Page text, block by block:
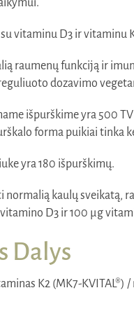
vitaminu D3 ir vitaminu
raumenų funkciją ir
dozavimo
išpurškime yra 500
forma puikiai tinka
yra 180 išpurškimų.
normalią kaulų sveikatą,
D3 ir 100 µg
Dalys
K2 (MK7-KVITAL®)